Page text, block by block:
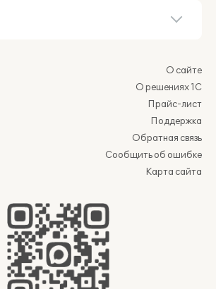
О сайте
О решениях 1С
Прайс-лист
Поддержка
Обратная связь
Сообщить об ошибке
Карта сайта